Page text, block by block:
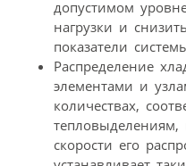
допустимом
нагрузки и
показатели
Распределение
элементами и
количествах,
скорости его